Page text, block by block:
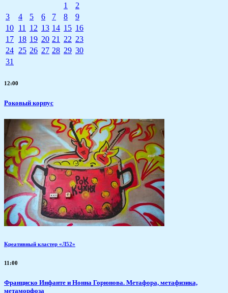
1
2
3
4 5 6 7 8
9
10 11 12 13 14 15 16
17 18 19 20 21 22 23
24 25 26 27 28 29 30
31
12:00
Роковый корпус
Креативный кластер «Л52»
11:00
Франциско Инфанте и Нонна Горюнова. Метафора, метафизика,
метаморфоза